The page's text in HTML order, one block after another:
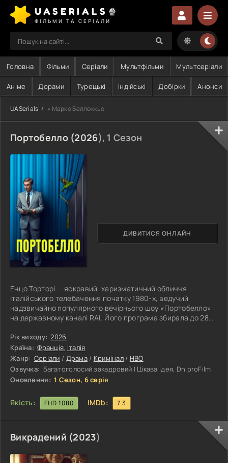
UASERIALS🍿
ФІЛЬМИ ТА СЕРІАЛИ
Головна Фільми Серіали Мультфільми Мультсеріали
Аніме Дорами Турецькі Індійські Добірки Анонси
UASerials » Марко Беллоккьо
Портобелло (2026), 1 Сезон
Енцо Торторі — яскравий, харизматичний обличчя
італійського телебачення початку 1980-х, ведучий
надзвичайно популярного вечірнього шоу «Портобелло»
на державному каналі RAI. Його програма збирала до 28
феноменом свого часу. Формат був простим і водночас
неймовірно привабливим: учасники намагалися навчити
папугу говорити, в ефірі лунали інтерв’ю, жарти, конкурси
— усе те, що втілювало атмосферу масового телебачення
Італії тих років. Сам Торторі
Рік виходу: 2026
Країна: Франція, Італія
Жанр: Серіали / Драма/ Кримінал / HBO
Озвучка: Багатоголосий закадровий | Цікава ідея, DniproFilm
Оновлення: 1 Сезон, 6 серія
Якість: FHD 1080 IMDb: 7.3
ДИВИТИСЯ ОНЛАЙН
Викрадений (2023)